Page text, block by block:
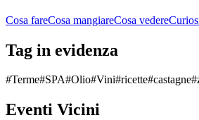
Cosa fareCosa mangiareCosa vedere
Tag in evidenza
#Terme#SPA#Olio#Vini#ricette#castagne#
Eventi Vicini